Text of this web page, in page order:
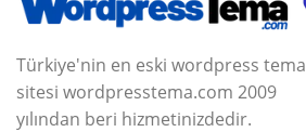
Türkiye'nin en eski wordpress tema
sitesi wordpresstema.com 2009
yılından beri hizmetinizdedir.